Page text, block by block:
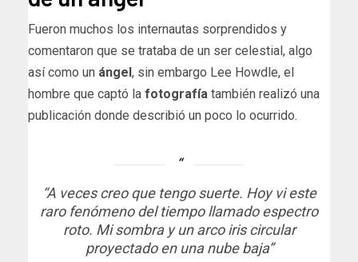
Fueron muchos los internautas sorprendidos y
comentaron que se trataba de un ser celestial, algo
así como un ángel, sin embargo Lee Howdle, el
hombre que captó la fotografía también realizó una
publicación donde describió un poco lo ocurrido.
“A veces creo que tengo suerte. Hoy vi este
raro fenómeno del tiempo llamado espectro
roto. Mi sombra y un arco iris circular
proyectado en una nube baja”